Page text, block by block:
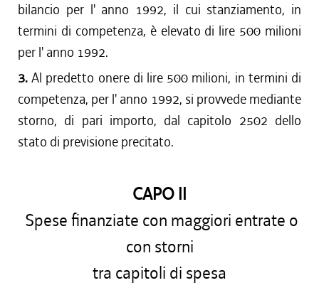
bilancio per l' anno 1992, il cui stanziamento, in
termini di competenza, è elevato di lire 500 milioni
per l' anno 1992.
3. Al predetto onere di lire 500 milioni, in termini di
competenza, per l' anno 1992, si provvede mediante
storno, di pari importo, dal capitolo 2502 dello
stato di previsione precitato.
CAPO II
Spese finanziate con maggiori entrate o
con storni
tra capitoli di spesa